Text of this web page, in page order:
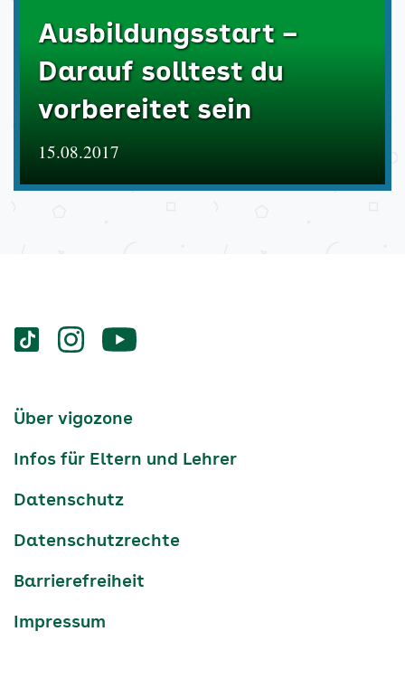
Ausbildungsstart –
Darauf solltest du
vorbereitet sein
15.08.2017
Services
Social-
vigozone.de
vigozone.devigozone.de
Services-
Über vigozone
Infos für Eltern und Lehrer
Datenschutz
Datenschutzrechte
Barrierefreiheit
Impressum